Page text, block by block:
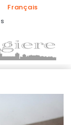
Français